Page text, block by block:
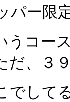
パー限
うコー
だ、３
でして